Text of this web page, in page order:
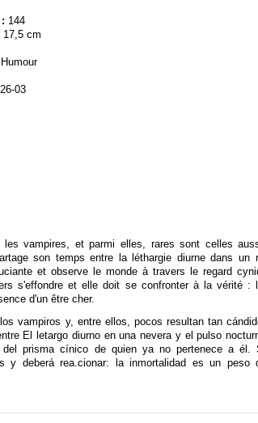
144
17,5 cm
03
vampires, et parmi elles, rares sont celles
son temps entre la léthargie diurne dans un
et observe le monde à travers le regard
s'effondre et elle doit se confronter à la vérité :
d'un être cher.
vampiros y, entre ellos, pocos resultan tan
El letargo diurno en una nevera y el pulso
prisma cínico de quien ya no pertenece a él.
deberá rea.cionar: la inmortalidad es un peso